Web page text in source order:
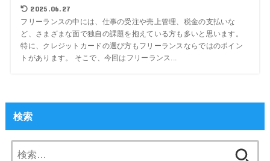
2025.06.27
フリーランスの中には、仕事の受注や売上管理、税金の支払いな
ど、さまざまな面で独自の課題を抱えている方も多いと思います。
特に、クレジットカードの選び方もフリーランスならではのポイン
トがあります。 そこで、今回はフリーランス...
検索